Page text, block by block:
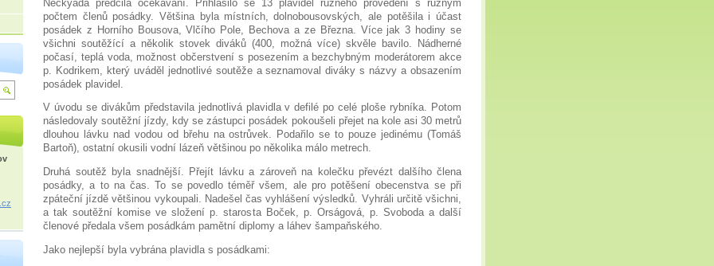
Neckyáda předčila očekávání. Přihlásilo se 13 plavidel různého provedení s různým
počtem členů posádky. Většina byla místních, dolnobousovských, ale potěšila i účast
posádek z Horního Bousova, Vlčího Pole, Bechova a ze Března. Více jak 3 hodiny se
všichni soutěžící a několik stovek diváků (400, možná více) skvěle bavilo. Nádherné
počasí, teplá voda, možnost občerstvení s posezením a bezchybným moderátorem akce
p. Kodrikem, který uváděl jednotlivé soutěže a seznamoval diváky s názvy a obsazením
posádek plavidel.
V úvodu se divákům představila jednotlivá plavidla v defilé po celé ploše rybníka. Potom
následovaly soutěžní jízdy, kdy se zástupci posádek pokoušeli přejet na kole asi 30 metrů
dlouhou lávku nad vodou od břehu na ostrůvek. Podařilo se to pouze jedinému (Tomáš
Bartoň), ostatní okusili vodní lázeň většinou po několika málo metrech.
Druhá soutěž byla snadnější. Přejít lávku a zároveň na kolečku převézt dalšího člena
posádky, a to na čas. To se povedlo téměř všem, ale pro potěšení obecenstva se při
zpáteční jízdě většinou vykoupali. Nadešel čas vyhlášení výsledků. Vyhráli určitě všichni,
a tak soutěžní komise ve složení p. starosta Boček, p. Orságová, p. Svoboda a další
členové předala všem posádkám pamětní diplomy a láhev šampaňského.
Jako nejlepší byla vybrána plavidla s posádkami:
.cz